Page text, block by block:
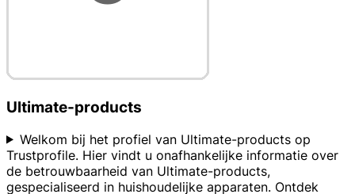
Ultimate-products
Welkom bij het profiel van Ultimate-products op
Trustprofile. Hier vindt u onafhankelijke informatie over
de betrouwbaarheid van Ultimate-products,
gespecialiseerd in huishoudelijke apparaten. Ontdek